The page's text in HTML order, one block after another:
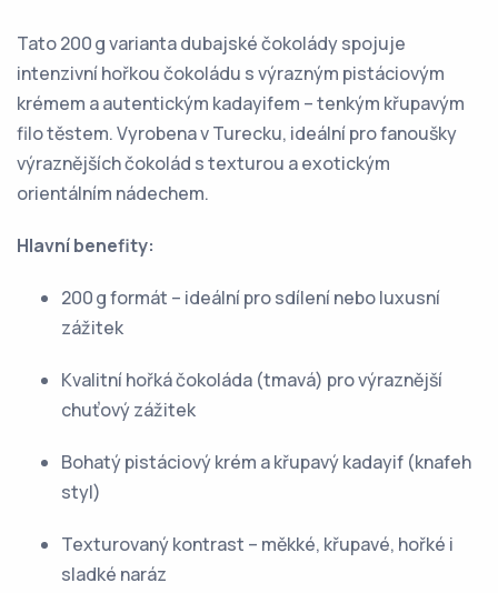
Tato 200 g varianta dubajské čokolády spojuje
intenzivní hořkou čokoládu s výrazným pistáciovým
krémem a autentickým kadayifem – tenkým křupavým
filo těstem. Vyrobena v Turecku, ideální pro fanoušky
výraznějších čokolád s texturou a exotickým
orientálním nádechem.
Hlavní benefity:
200 g formát – ideální pro sdílení nebo luxusní
zážitek
Kvalitní hořká čokoláda (tmavá) pro výraznější
chuťový zážitek
Bohatý pistáciový krém a křupavý kadayif (knafeh
styl)
Texturovaný kontrast – měkké, křupavé, hořké i
sladké naráz